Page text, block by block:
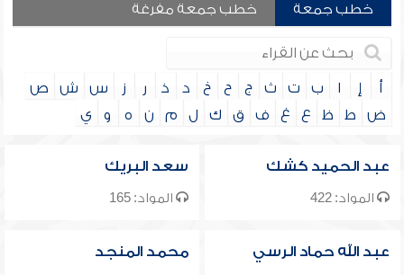
خطب جمعة خطب جمعة مفرغة
أ إ ا ب ت ث ج ح خ د ذ ر ز س ش
ص
ض
ط ظ ع غ ف ق ك ل م ن ه و ي
عبد الحميد كشك
المواد: 422
سعد البريك
المواد: 165
عبد الله حماد الرسي محمد المنجد